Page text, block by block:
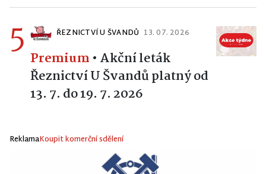
5 ŘEZNICTVÍ U ŠVANDŮ 13. 07. 2026
Premium • Akční leták
Řeznictví U Švandů platný od
13. 7. do 19. 7. 2026
ReklamaKoupit komerční sdělení